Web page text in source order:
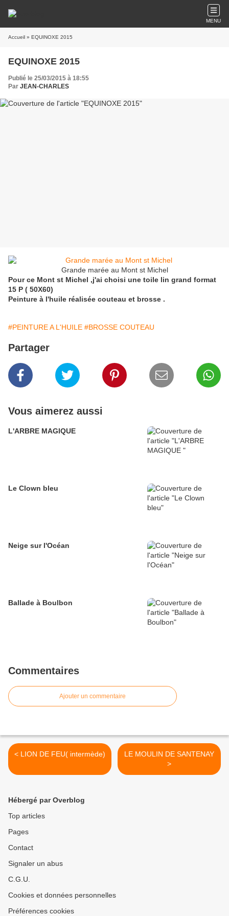
MENU
Accueil » EQUINOXE 2015
EQUINOXE 2015
Publié le 25/03/2015 à 18:55
Par JEAN-CHARLES
Grande marée au Mont st Michel
Pour ce Mont st Michel ,j'ai choisi une toile lin grand format
15 P ( 50X60)
Peinture à l'huile réalisée couteau et brosse .
#PEINTURE A L'HUILE #BROSSE COUTEAU
Partager
Vous aimerez aussi
L'ARBRE MAGIQUE
Le Clown bleu
Neige sur l'Océan
Ballade à Boulbon
Commentaires
Ajouter un commentaire
< LION DE FEU( intermède)
LE MOULIN DE SANTENAY
>
Hébergé par Overblog
Top articles
Pages
Contact
Signaler un abus
C.G.U.
Cookies et données personnelles
Préférences cookies